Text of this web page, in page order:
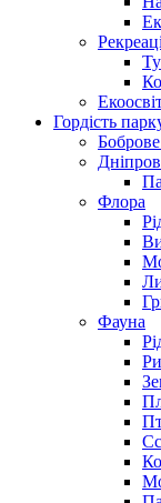
Гордість
Флора
Фауна